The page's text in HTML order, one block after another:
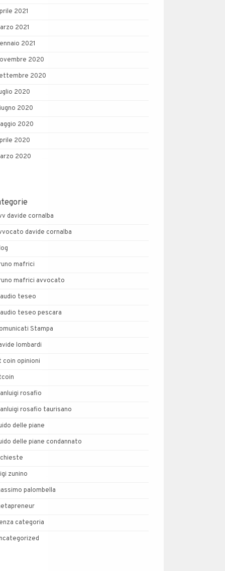
2021
2021
2021
2020
2020
2020
2020
2020
2020
2020
davide cornalba
davide cornalba
mafrici
mafrici avvocato
teseo
teseo pescara
Stampa
lombardi
coin opinioni
rosafio
rosafio taurisano
delle piane
delle piane condannato
zunino
palombella
categoria